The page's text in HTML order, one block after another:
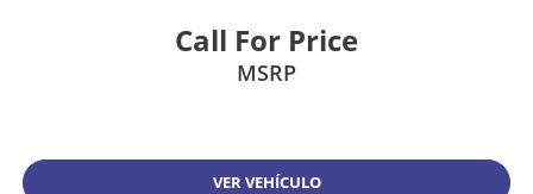
Call For Price
MSRP
VER VEHÍCULO